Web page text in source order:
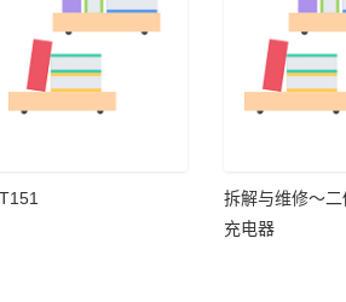
拆解与维修～
充电器